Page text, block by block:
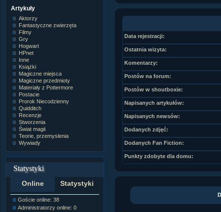
Artykuły
Aktorzy
Fantastyczne zwierzęta
Filmy
Gry
Hogwart
HPnet
Inne
Książki
Magiczne miejsca
Magiczne przedmioty
Materiały z Pottermore
Postacie
Prorok Niecodzienny
Quidditch
Recenzje
Stworzenia
Świat magii
Teorie, przemyslenia
Wywiady
Statystyki
Online Statystyki
Goście online: 38
Administratorzy online: 0
Napisanych artykułów:
Data rejestracji:
Ostatnia wizyta:
Komentarzy:
Postów na forum:
Postów w shoutboxie:
Napisanych artykułów:
Napisanych newsów:
Dodanych zdjęć:
Dodanych Fan Fiction:
Punkty zdobyte dla domu: